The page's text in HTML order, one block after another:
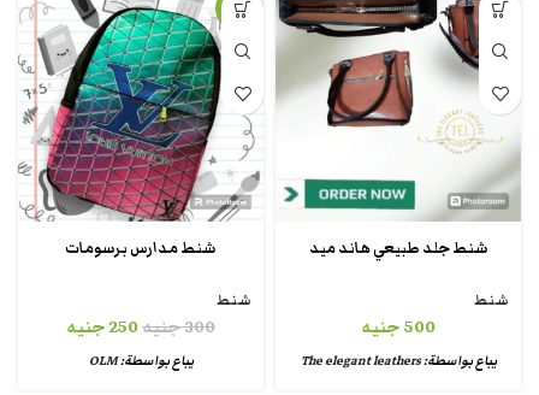
شنط جلد طبيعي هاند ميد
شنط
500جنيه
يباع بواسطة:The elegant leathers
-17%
شنط مدارس برسومات
شنط
300جنيه250جنيه
يباع بواسطة:OLM